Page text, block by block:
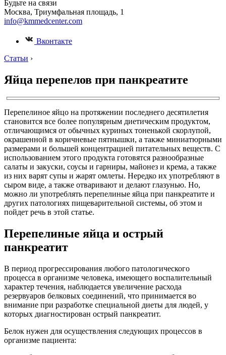
Будьте на связи
Москва, Триумфальная площадь, 1
info@kmmedcenter.com
Вконтакте
Статьи ›
Яйца перепелов при панкреатите
Перепелиное яйцо на протяжении последнего десятилетия
становится все более популярным диетическим продуктом,
отличающимся от обычных куриных тоненькой скорлупой,
окрашенной в коричневые пятнышки, а также миниатюрными
размерами и большей концентрацией питательных веществ. С
использованием этого продукта готовятся разнообразные
салаты и закуски, соусы и гарниры, майонез и крема, а также
из них варят супы и жарят омлеты. Нередко их употребляют в
сыром виде, а также отваривают и делают глазунью. Но,
можно ли употреблять перепелиные яйца при панкреатите и
других патологиях пищеварительной системы, об этом и
пойдет речь в этой статье.
Перепелиные яйца и острый
панкреатит
В период прогрессирования любого патологического
процесса в организме человека, имеющего воспалительный
характер течения, наблюдается увеличение расхода
резервуаров белковых соединений, что принимается во
внимание при разработке специальной диеты для людей, у
которых диагностирован острый панкреатит.
Белок нужен для осуществления следующих процессов в
организме пациента: